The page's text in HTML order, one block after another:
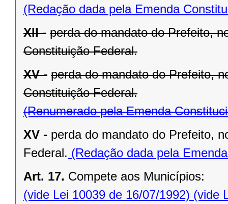
(Redação dada pela Emenda
XII - perda do mandato do Prefeito,
Constituição Federal.
XV - perda do mandato do Prefeito,
Constituição Federal.
(Renumerado pela Emenda
XV - perda do mandato do Prefeito,
Federal. (Redação dada pela
Art. 17. Compete aos Municípios:
(vide Lei 10039 de 16/07/1992) (vide